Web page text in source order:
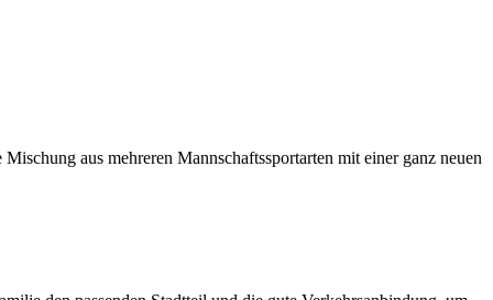
aus mehreren Mannschaftssportarten mit einer ganz neuen